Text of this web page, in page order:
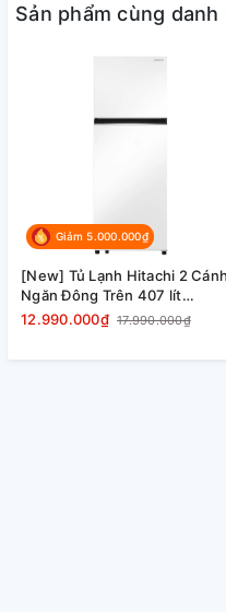
Sản phẩm cùng danh
Giảm 5.000.000₫
[New] Tủ Lạnh Hitachi 2 Cánh
Ngăn Đông Trên 407 lít
HRTN6443SAMGWVN màu
12.990.000₫ 17.990.000₫